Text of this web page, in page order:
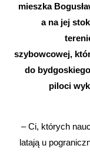
mieszka
a na jej
szybowcowej,
do
piloci
– Ci, których
latają u